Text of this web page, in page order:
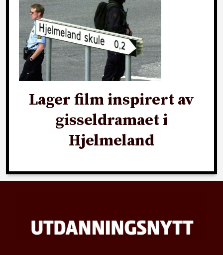
Lager film inspirert av
gisseldramaet i
Hjelmeland